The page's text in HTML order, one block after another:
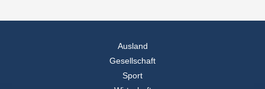
Ausland
Gesellschaft
Sport